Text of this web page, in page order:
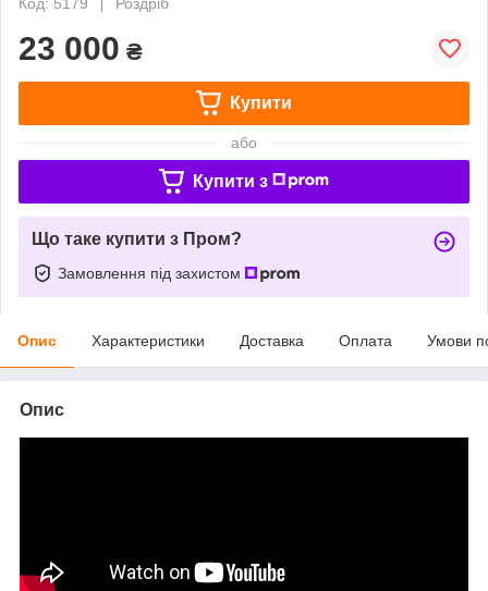
23 000 ₴
Купити
або
Купити з
Що таке купити з Пром?
Замовлення під захистом
Опис Характеристики Доставка Оплата Умови
Опис